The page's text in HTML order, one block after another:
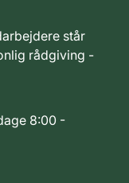
står
rådgiving -
8:00 -